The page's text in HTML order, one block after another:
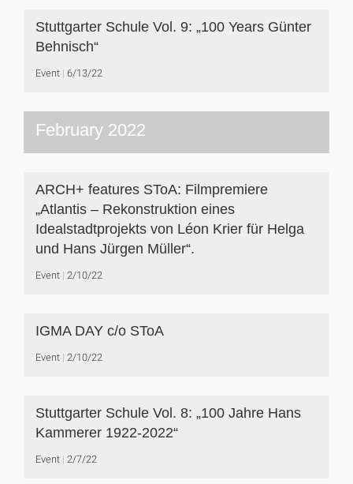
Stuttgarter Schule Vol. 9: „100 Years Günter
Behnisch“
Event 6/13/22
February 2022
ARCH+ features SToA: Filmpremiere
„Atlantis – Rekonstruktion eines
Idealstadtprojekts von Léon Krier für Helga
und Hans Jürgen Müller“.
Event 2/10/22
IGMA DAY c/o SToA
Event 2/10/22
Stuttgarter Schule Vol. 8: „100 Jahre Hans
Kammerer 1922-2022“
Event 2/7/22